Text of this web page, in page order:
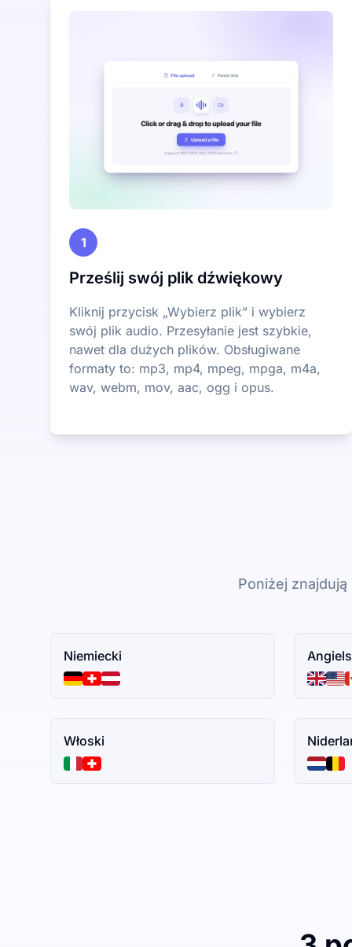
1
Prześlij swój plik dźwiękowy
Kliknij przycisk „Wybierz plik” i wybierz
swój plik audio. Przesyłanie jest szybkie,
nawet dla dużych plików. Obsługiwane
formaty to: mp3, mp4, mpeg, mpga, m4a,
wav, webm, mov, aac, ogg i opus.
Poniżej
Niemiecki
Włoski